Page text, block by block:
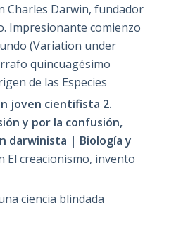
Charles Darwin, fundador
Impresionante comienzo
(Variation under
quincuagésimo
de las Especies
joven cientifista 2.
y por la confusión,
darwinista | Biología y
El creacionismo, invento
ciencia blindada